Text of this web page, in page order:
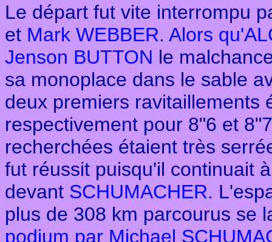
Le départ fut vite interrompu
et Mark WEBBER. Alors qu'
Jenson BUTTON le
sa monoplace dans le sable
deux premiers ravitaillements
respectivement pour 8"6 et
recherchées étaient très
fut réussit puisqu'il continuait
devant SCHUMACHER.
plus de 308 km parcourus se
podium par Michael